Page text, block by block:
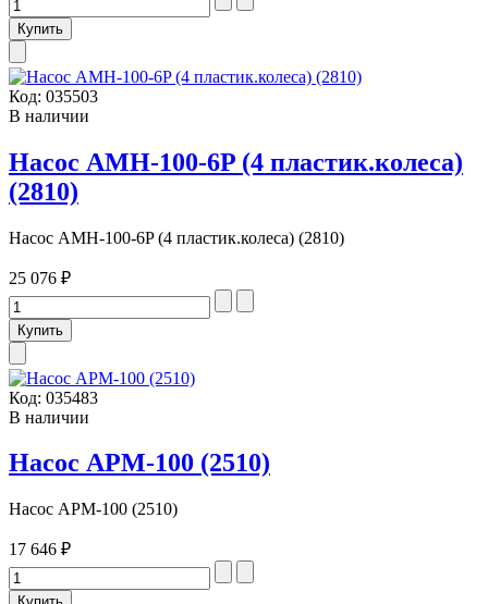
Код: 035503
В наличии
Насос AMH-100-6P (4 пластик.колеса)
(2810)
Насос AMH-100-6P (4 пластик.колеса) (2810)
25 076 ₽
Код: 035483
В наличии
Насос APM-100 (2510)
Насос APM-100 (2510)
17 646 ₽